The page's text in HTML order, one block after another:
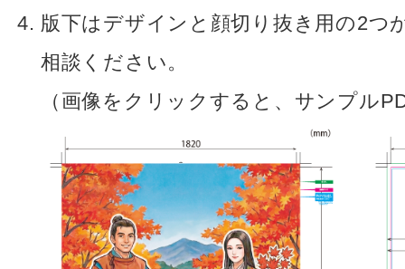
版下はデザインと顔切り抜き用の2つ
相談ください。
（画像をクリックすると、サンプル